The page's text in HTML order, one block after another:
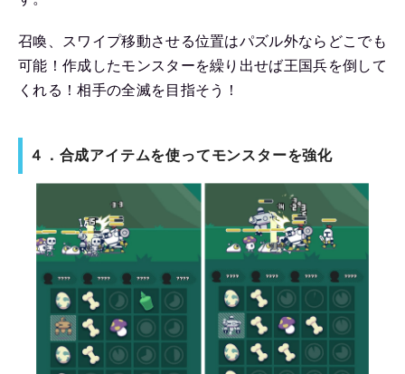
召喚、スワイプ移動させる位置はパズル外ならどこでも
可能！作成したモンスターを繰り出せば王国兵を倒して
くれる！相手の全滅を目指そう！
４．合成アイテムを使ってモンスターを強化